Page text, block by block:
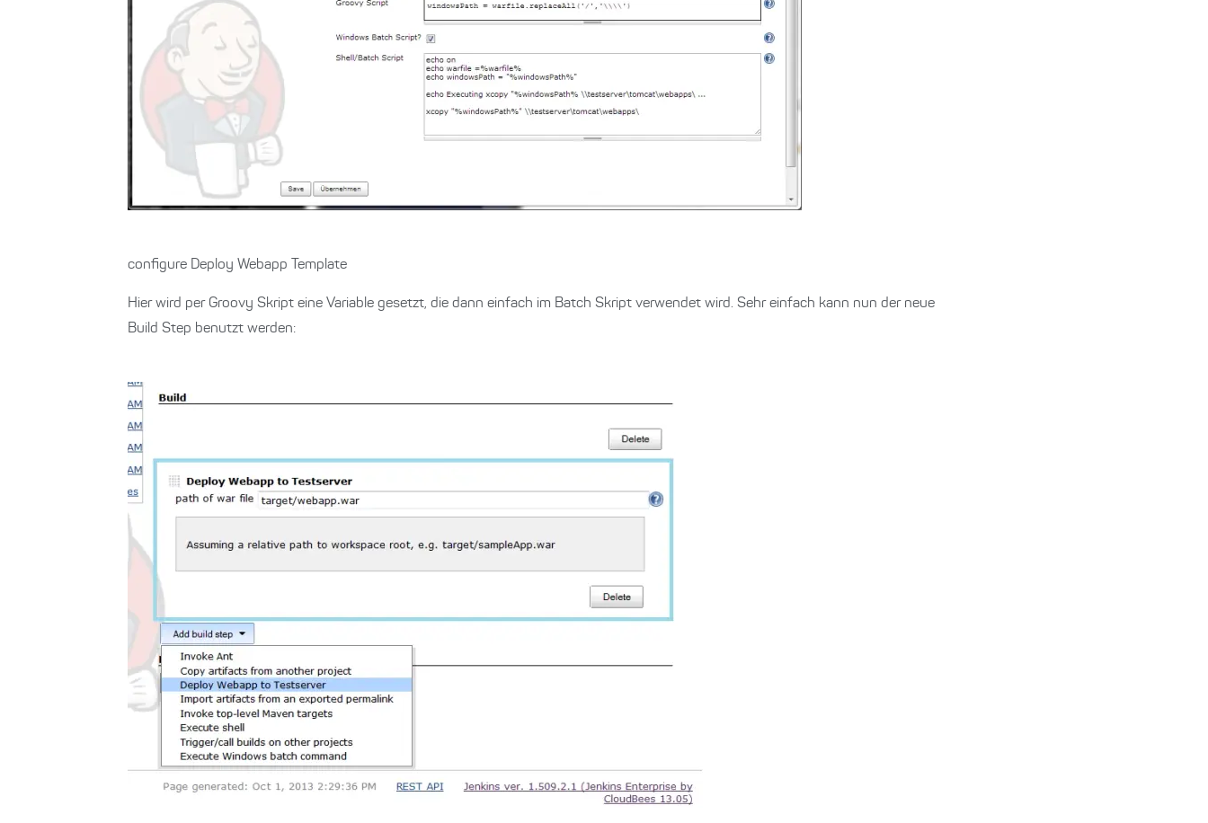
configure Deploy Webapp Template
Hier wird per Groovy Skript eine Variable gesetzt, die dann einfach im Batch Skript verwendet wird. Sehr einfach kann nun der neue
Build Step benutzt werden: